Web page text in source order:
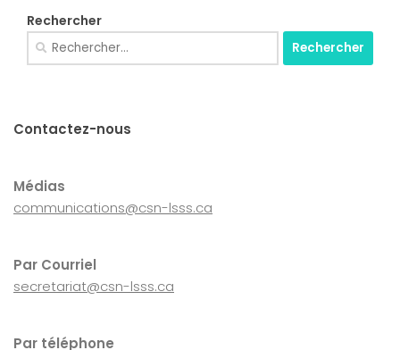
Rechercher
Rechercher :
Contactez-nous
Médias
communications@csn-lsss.ca
Par Courriel
secretariat@csn-lsss.ca
Par téléphone